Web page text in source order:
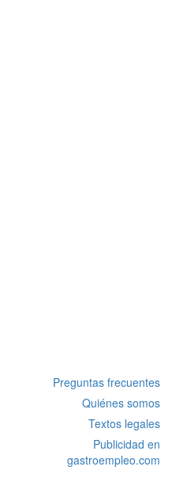
Preguntas frecuentes
Quiénes somos
Textos legales
Publicidad en
gastroempleo.com